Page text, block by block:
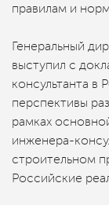
правилам и
Генеральный
выступил с
консультанта в
перспективы
рамках
инженера-
строительном
Российские